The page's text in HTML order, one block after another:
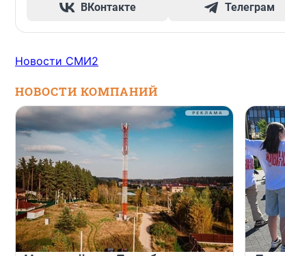
ВКонтакте Телеграм
Новости СМИ2
НОВОСТИ КОМПАНИЙ